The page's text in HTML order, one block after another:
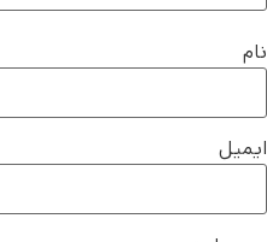
نام
ایمیل